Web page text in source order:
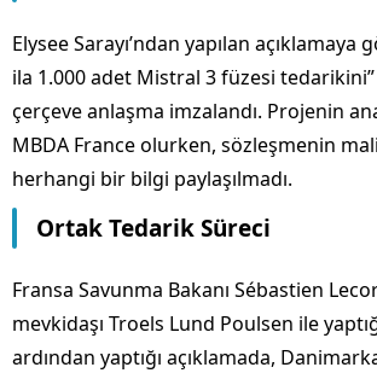
Elysee Sarayı’ndan yapılan açıklamaya
ila 1.000 adet Mistral 3 füzesi
çerçeve anlaşma imzalandı. Projenin
MBDA France olurken, sözleşmenin
herhangi bir bilgi paylaşılmadı.
Ortak Tedarik Süreci
Fransa Savunma Bakanı Sébastien
mevkidaşı Troels Lund Poulsen ile
ardından yaptığı açıklamada,